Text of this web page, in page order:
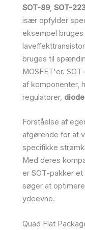
SOT-89, SOT-
især opfylder
eksempel
bruges til
MOSFET'er.
af komponenter,
regulatorer,
Forståelse af
afgørende for at
specifikke
Med deres
er SOT-pakker
søger at
ydeevne.
Quad Flat